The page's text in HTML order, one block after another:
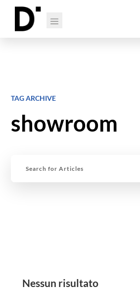
TAG ARCHIVE
showroom
Nessun risultato